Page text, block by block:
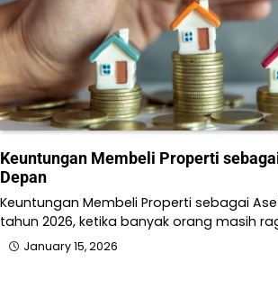
Keuntungan Membeli Properti
Depan
Keuntungan Membeli Properti sebagai
tahun 2026, ketika banyak orang masih
January 15, 2026